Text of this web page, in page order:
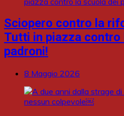
Sciopero contro la
Tutti in piazza contro
padroni!
8 Maggio 2026